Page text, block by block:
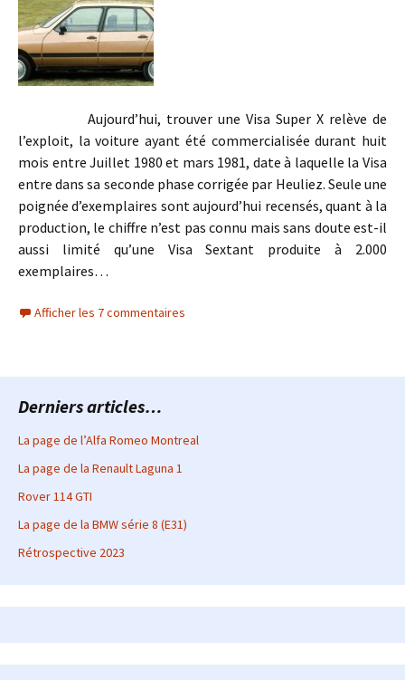
Aujourd’hui, trouver une Visa Super X relève de
l’exploit, la voiture ayant été commercialisée durant huit
mois entre Juillet 1980 et mars 1981, date à laquelle la Visa
entre dans sa seconde phase corrigée par Heuliez. Seule une
poignée d’exemplaires sont aujourd’hui recensés, quant à la
production, le chiffre n’est pas connu mais sans doute est-il
aussi limité qu’une Visa Sextant produite à 2.000
exemplaires…
Afficher les 7 commentaires
Derniers articles…
La page de l’Alfa Romeo Montreal
La page de la Renault Laguna 1
Rover 114 GTI
La page de la BMW série 8 (E31)
Rétrospective 2023